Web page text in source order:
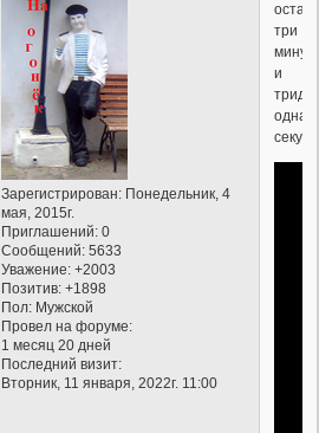
Зарегистрирован: Понедельник, 4
мая, 2015г.
Приглашений: 0
Сообщений: 5633
Уважение: +2003
Позитив: +1898
Пол: Мужской
Провел на форуме:
1 месяц 20 дней
Последний визит:
Вторник, 11 января, 2022г. 11:00
три
и
одна